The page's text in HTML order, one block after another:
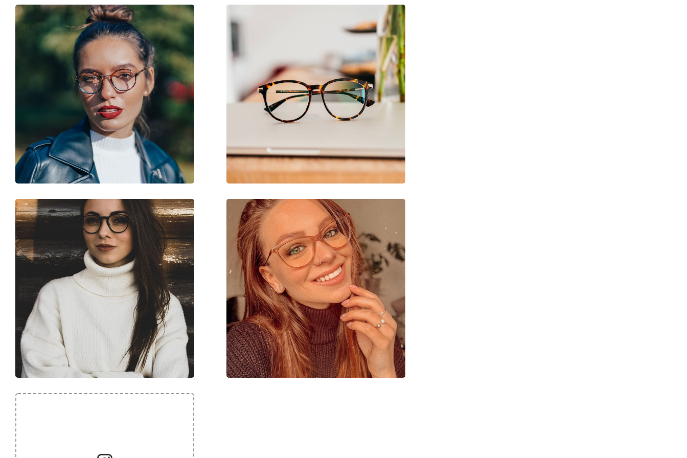
Largeur du pont:
15 mm
Poids:
70 g
Plaquettes de nez ajustables:
Non
Charnière à ressort:
Oui
Non
Tissu de nettoyage:
Autres
Sexe:
Pour enfants
Catégorie:
Lunettes de vue
Marque:
Nano Vista
Code:
Fangame 3.0 NAO30311 52